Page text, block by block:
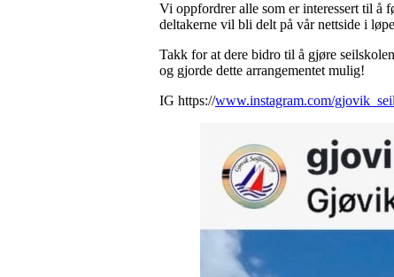
Vi oppfordrer alle som er interessert til å
deltakerne vil bli delt på vår nettside i
Takk for at dere bidro til å gjøre
og gjorde dette arrangementet mulig!
IG https://www.instagram.com/